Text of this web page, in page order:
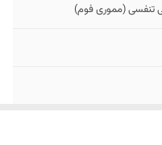
(مموری فوم)